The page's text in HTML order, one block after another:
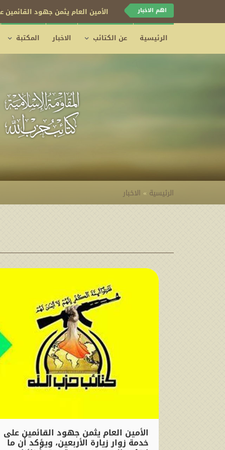
اهم الاخبار كتائب حزب الله تبارك قرار اليمن
الرئيسية عن الكتائب الاخبار المكتبة
الرئيسية » الاخبار
الأمين العام يثمن جهود القائمين على
خدمة زوار زيارة الأربعين، ويؤكد أن ما